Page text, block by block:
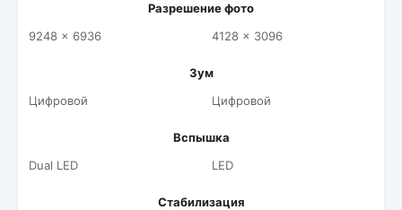
Разрешение фото
9248 x 6936
4128 x 3096
Зум
Цифровой
Цифровой
Вспышка
Dual LED
LED
Стабилизация